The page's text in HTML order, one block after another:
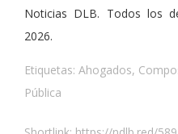
Noticias DLB. Todos los
2026.
Etiquetas: Ahogados,
Pública